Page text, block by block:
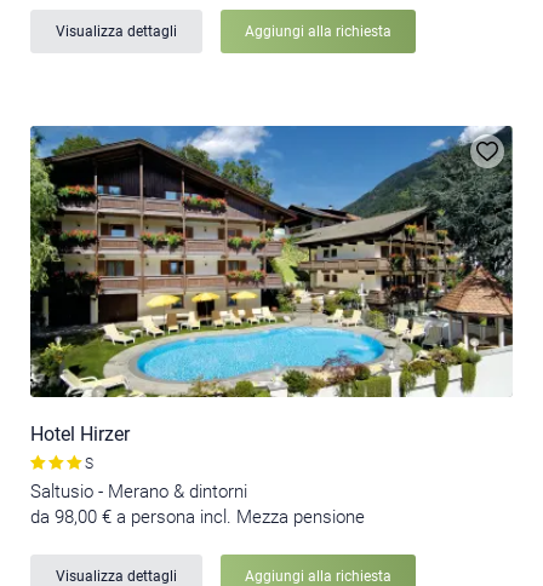
Visualizza dettagli Aggiungi alla richiesta
Hotel Hirzer
S
Saltusio - Merano & dintorni
da 98,00 € a persona incl. Mezza pensione
Visualizza dettagli Aggiungi alla richiesta